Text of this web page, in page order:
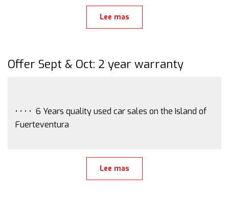
Lee mas
Offer Sept & Oct: 2 year warranty
• • • • 6 Years quality used car sales on the Island of
Fuerteventura
Lee mas